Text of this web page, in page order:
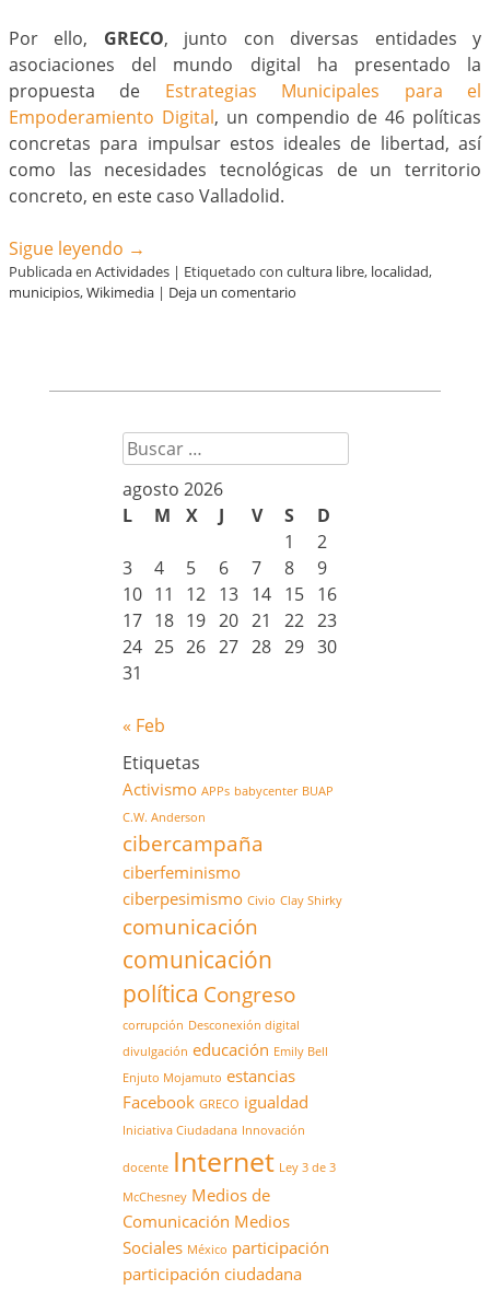
Por ello, GRECO, junto con diversas entidades y
asociaciones del mundo digital ha presentado la
propuesta de Estrategias Municipales para el
Empoderamiento Digital, un compendio de 46 políticas
concretas para impulsar estos ideales de libertad, así
como las necesidades tecnológicas de un territorio
concreto, en este caso Valladolid.
Sigue leyendo →
Publicada en Actividades | Etiquetado con cultura libre, localidad,
municipios,Wikimedia | Deja un comentario
Buscar
agosto 2026
L
M X J V S
D
1
2
3
4 5 6 7 8
9
10 11 12 13 14 15 16
17 18 19 20 21 22 23
24 25 26 27 28 29 30
31
« Feb
Etiquetas
Activismo APPs babycenter BUAP
C.W. Anderson
cibercampaña
ciberfeminismo
ciberpesimismo Civio Clay Shirky
comunicación
comunicación
política Congreso
corrupción Desconexión digital
divulgación educación Emily Bell
Enjuto Mojamuto estancias
Facebook GRECO igualdad
Iniciativa Ciudadana Innovación
docente Internet Ley 3 de 3
McChesney Medios de
Comunicación Medios
Sociales México participación
participación ciudadana